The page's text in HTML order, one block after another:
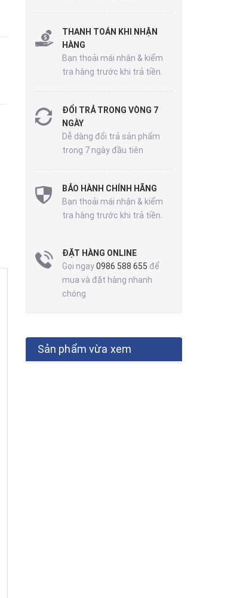
THANH TOÁN KHI NHẬN
HÀNG
Bạn thoải mái nhận & kiểm
tra hàng trước khi trả tiền.
ĐỔI TRẢ TRONG VÒNG 7
NGÀY
Dễ dàng đổi trả sản phẩm
trong 7 ngày đầu tiên
BẢO HÀNH CHÍNH HÃNG
Bạn thoải mái nhận & kiểm
tra hàng trước khi trả tiền.
ĐẶT HÀNG ONLINE
Gọi ngay0986 588 655 để
mua và đặt hàng nhanh
chóng
Sản phẩm vừa xem